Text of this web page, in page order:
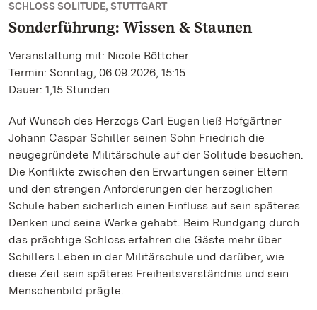
SCHLOSS SOLITUDE, STUTTGART
Sonderführung: Wissen & Staunen
Veranstaltung mit: Nicole Böttcher
Termin: Sonntag, 06.09.2026, 15:15
Dauer: 1,15 Stunden
Auf Wunsch des Herzogs Carl Eugen ließ Hofgärtner
Johann Caspar Schiller seinen Sohn Friedrich die
neugegründete Militärschule auf der Solitude besuchen.
Die Konflikte zwischen den Erwartungen seiner Eltern
und den strengen Anforderungen der herzoglichen
Schule haben sicherlich einen Einfluss auf sein späteres
Denken und seine Werke gehabt. Beim Rundgang durch
das prächtige Schloss erfahren die Gäste mehr über
Schillers Leben in der Militärschule und darüber, wie
diese Zeit sein späteres Freiheitsverständnis und sein
Menschenbild prägte.